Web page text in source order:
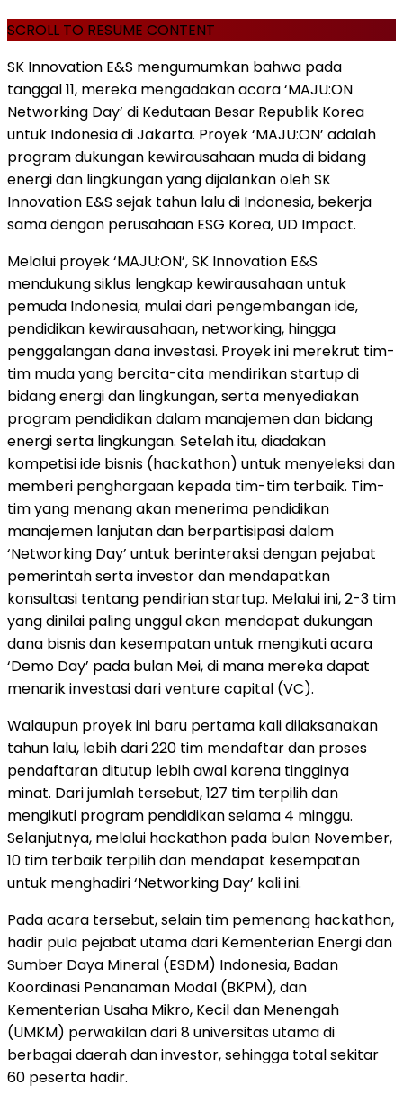
SCROLL TO RESUME CONTENT
SK Innovation E&S mengumumkan bahwa pada
tanggal 11, mereka mengadakan acara ‘MAJU:ON
Networking Day’ di Kedutaan Besar Republik Korea
untuk Indonesia di Jakarta. Proyek ‘MAJU:ON’ adalah
program dukungan kewirausahaan muda di bidang
energi dan lingkungan yang dijalankan oleh SK
Innovation E&S sejak tahun lalu di Indonesia, bekerja
sama dengan perusahaan ESG Korea, UD Impact.
Melalui proyek ‘MAJU:ON’, SK Innovation E&S
mendukung siklus lengkap kewirausahaan untuk
pemuda Indonesia, mulai dari pengembangan ide,
pendidikan kewirausahaan, networking, hingga
penggalangan dana investasi. Proyek ini merekrut tim-
tim muda yang bercita-cita mendirikan startup di
bidang energi dan lingkungan, serta menyediakan
program pendidikan dalam manajemen dan bidang
energi serta lingkungan. Setelah itu, diadakan
kompetisi ide bisnis (hackathon) untuk menyeleksi dan
memberi penghargaan kepada tim-tim terbaik. Tim-
tim yang menang akan menerima pendidikan
manajemen lanjutan dan berpartisipasi dalam
‘Networking Day’ untuk berinteraksi dengan pejabat
pemerintah serta investor dan mendapatkan
konsultasi tentang pendirian startup. Melalui ini, 2-3 tim
yang dinilai paling unggul akan mendapat dukungan
dana bisnis dan kesempatan untuk mengikuti acara
‘Demo Day’ pada bulan Mei, di mana mereka dapat
menarik investasi dari venture capital (VC).
Walaupun proyek ini baru pertama kali dilaksanakan
tahun lalu, lebih dari 220 tim mendaftar dan proses
pendaftaran ditutup lebih awal karena tingginya
minat. Dari jumlah tersebut, 127 tim terpilih dan
mengikuti program pendidikan selama 4 minggu.
Selanjutnya, melalui hackathon pada bulan November,
10 tim terbaik terpilih dan mendapat kesempatan
untuk menghadiri ‘Networking Day’ kali ini.
Pada acara tersebut, selain tim pemenang hackathon,
hadir pula pejabat utama dari Kementerian Energi dan
Sumber Daya Mineral (ESDM) Indonesia, Badan
Koordinasi Penanaman Modal (BKPM), dan
Kementerian Usaha Mikro, Kecil dan Menengah
(UMKM) perwakilan dari 8 universitas utama di
berbagai daerah dan investor, sehingga total sekitar
60 peserta hadir.